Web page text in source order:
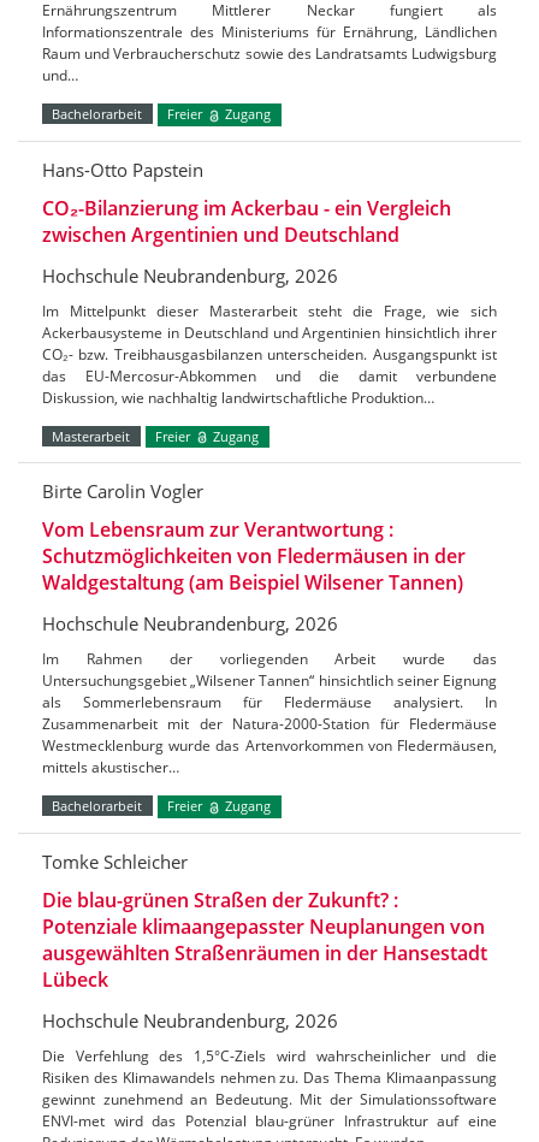
Ernährungszentrum Mittlerer Neckar fungiert als
Informationszentrale des Ministeriums für Ernährung, Ländlichen
Raum und Verbraucherschutz sowie des Landratsamts Ludwigsburg
und…
Bachelorarbeit Freier Zugang
Hans-Otto Papstein
CO₂-Bilanzierung im Ackerbau - ein Vergleich
zwischen Argentinien und Deutschland
Hochschule Neubrandenburg, 2026
Im Mittelpunkt dieser Masterarbeit steht die Frage, wie sich
Ackerbausysteme in Deutschland und Argentinien hinsichtlich ihrer
CO₂- bzw. Treibhausgasbilanzen unterscheiden. Ausgangspunkt ist
das EU-Mercosur-Abkommen und die damit verbundene
Diskussion, wie nachhaltig landwirtschaftliche Produktion…
Masterarbeit Freier Zugang
Birte Carolin Vogler
Vom Lebensraum zur Verantwortung :
Schutzmöglichkeiten von Fledermäusen in der
Waldgestaltung (am Beispiel Wilsener Tannen)
Hochschule Neubrandenburg, 2026
Im Rahmen der vorliegenden Arbeit wurde das
Untersuchungsgebiet „Wilsener Tannen“ hinsichtlich seiner Eignung
als Sommerlebensraum für Fledermäuse analysiert. In
Zusammenarbeit mit der Natura-2000-Station für Fledermäuse
Westmecklenburg wurde das Artenvorkommen von Fledermäusen,
mittels akustischer…
Bachelorarbeit Freier Zugang
Tomke Schleicher
Die blau-grünen Straßen der Zukunft? :
Potenziale klimaangepasster Neuplanungen von
ausgewählten Straßenräumen in der Hansestadt
Lübeck
Hochschule Neubrandenburg, 2026
Die Verfehlung des 1,5°C-Ziels wird wahrscheinlicher und die
Risiken des Klimawandels nehmen zu. Das Thema Klimaanpassung
gewinnt zunehmend an Bedeutung. Mit der Simulationssoftware
ENVI-met wird das Potenzial blau-grüner Infrastruktur auf eine